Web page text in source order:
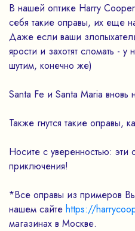
В нашей оптике Harry
себя такие оправы, их еще
Даже если ваши
ярости и захотят сломать -
шутим, конечно же)
Santa Fe и Santa Maria вновь
Также гнутся такие оправы,
Носите с уверенностью:
приключения!
*Все оправы из примеров
нашем сайте https://
магазинах в Москве.